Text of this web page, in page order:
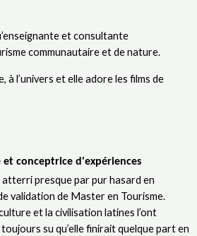
et consultante
communautaire et de nature.
à l’univers et elle adore les films de
et conceptrice d'expériences
presque par pur hasard en
validation de Master en Tourisme.
et la civilisation latines l’ont
su qu’elle finirait quelque part en